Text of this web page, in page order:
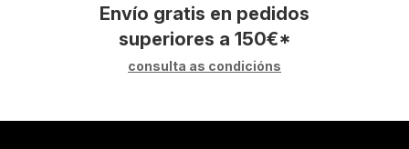
Envío gratis en pedidos
superiores a 150€*
consulta as condicións